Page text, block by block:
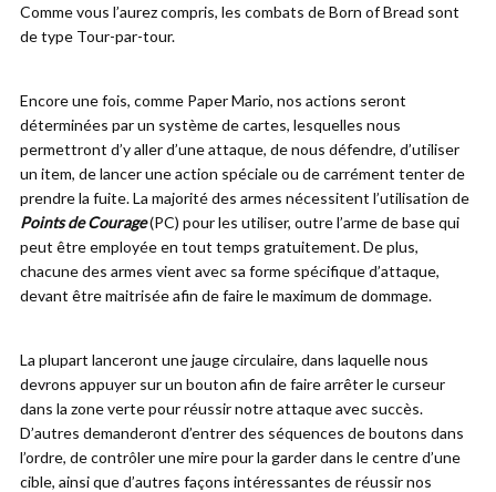
Comme vous l’aurez compris, les combats de Born of Bread sont
de type Tour-par-tour.
Encore une fois, comme Paper Mario, nos actions seront
déterminées par un système de cartes, lesquelles nous
permettront d’y aller d’une attaque, de nous défendre, d’utiliser
un item, de lancer une action spéciale ou de carrément tenter de
prendre la fuite. La majorité des armes nécessitent l’utilisation de
Points de Courage(PC) pour les utiliser, outre l’arme de base qui
peut être employée en tout temps gratuitement. De plus,
chacune des armes vient avec sa forme spécifique d’attaque,
devant être maitrisée afin de faire le maximum de dommage.
La plupart lanceront une jauge circulaire, dans laquelle nous
devrons appuyer sur un bouton afin de faire arrêter le curseur
dans la zone verte pour réussir notre attaque avec succès.
D’autres demanderont d’entrer des séquences de boutons dans
l’ordre, de contrôler une mire pour la garder dans le centre d’une
cible, ainsi que d’autres façons intéressantes de réussir nos